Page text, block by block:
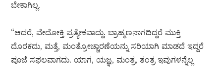
ಬೇಕಾಗಿಲ್ಲ.
“ಆದರೆ, ವೇದೋಕ್ತಿ ಪ್ರತ್ಯೇಕವಾದ್ದು. ಬ್ರಾಹ್ಮಣನಾಗದಿದ್ದರೆ ಮುಕ್ತಿ
ದೊರಕದು, ಮತ್ತೆ, ಮಂತ್ರೋಚ್ಚಾರಣೆಯನ್ನು ಸರಿಯಾಗಿ ಮಾಡದೆ ಇದ್ದರೆ
ಪೂಜೆ ಸಫಲವಾಗದು. ಯಾಗ, ಯಜ್ಞ, ಮಂತ್ರ, ತಂತ್ರ ಇವುಗಳನ್ನೆಲ್ಲ